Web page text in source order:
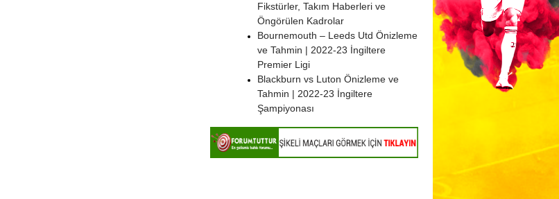
Fikstürler, Takım Haberleri ve
Öngörülen Kadrolar
Bournemouth – Leeds Utd Önizleme
ve Tahmin | 2022-23 İngiltere
Premier Ligi
Blackburn vs Luton Önizleme ve
Tahmin | 2022-23 İngiltere
Şampiyonası